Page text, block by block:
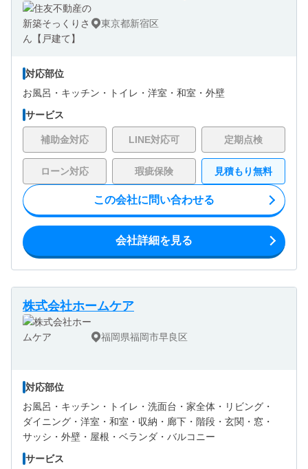
東京都新宿区
対応部位
お風呂・ キッチン・ トイレ・ 洋室・ 和室・ 外壁
サービス
補助金対応 LINE対応可 定期点検
ローン対応 瑕疵保険 見積もり無料
この会社に問い合わせる
会社詳細を見る
株式会社ホームケア
福岡県福岡市早良区
対応部位
お風呂・ キッチン・ トイレ・ 洗面台・ 家全体・ リビング・
ダイニング・ 洋室・ 和室・ 収納・ 廊下・ 階段・ 玄関・ 窓・
サッシ・ 外壁・ 屋根・ ベランダ・バルコニー
サービス